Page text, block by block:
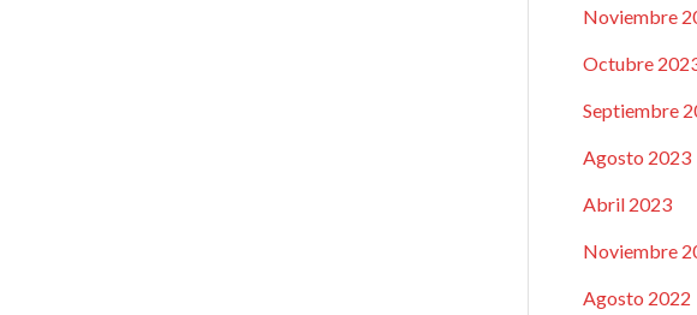
Noviembre
Octubre
Septiembre
Agosto 2023
Abril 2023
Noviembre
Agosto 2022